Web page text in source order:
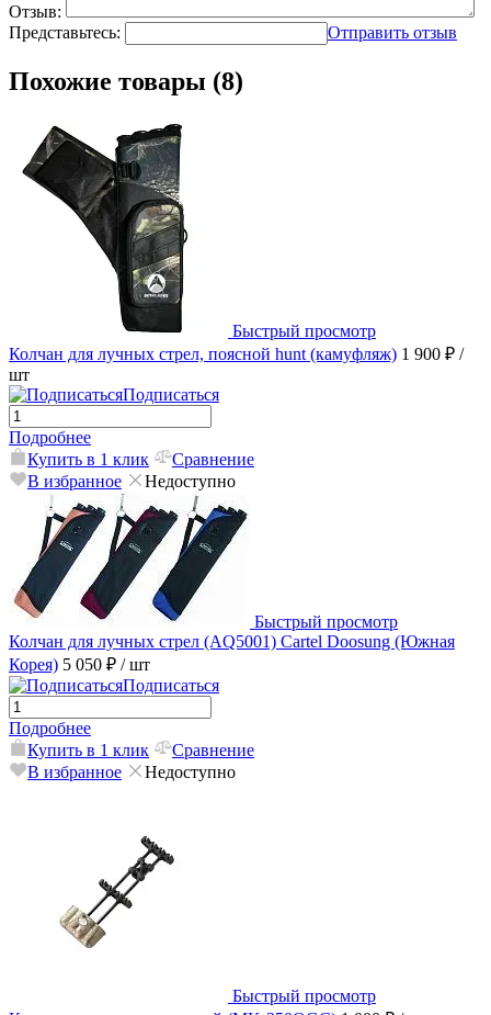
Отзыв:
Представьтесь:
Отправить отзыв
Похожие товары (8)
Быстрый просмотр
Колчан для лучных стрел, поясной hunt (камуфляж) 1 900 ₽ /
шт
Подписаться
Подробнее
Купить в 1 клик
Сравнение
В избранное
Недоступно
Быстрый просмотр
Колчан для лучных стрел (AQ5001) Cartel Doosung (Южная
Корея) 5 050 ₽ / шт
Подписаться
Подробнее
Купить в 1 клик
Сравнение
В избранное
Недоступно
Быстрый просмотр